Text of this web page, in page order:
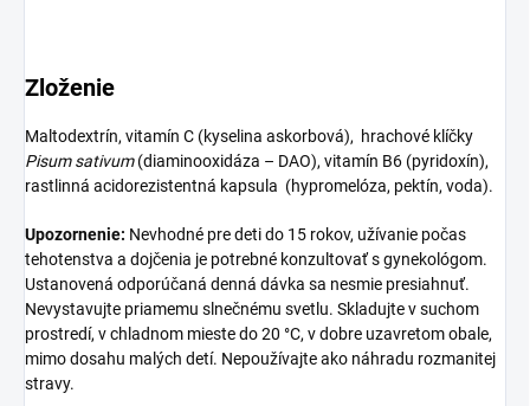
Zloženie
Maltodextrín, vitamín C (kyselina askorbová), hrachové klíčky
Pisum sativum(diaminooxidáza – DAO), vitamín B6 (pyridoxín),
rastlinná acidorezistentná kapsula (hypromelóza, pektín, voda).
Upozornenie: Nevhodné pre deti do 15 rokov, užívanie počas
tehotenstva a dojčenia je potrebné konzultovať s gynekológom.
Ustanovená odporúčaná denná dávka sa nesmie presiahnuť.
Nevystavujte priamemu slnečnému svetlu. Skladujte v suchom
prostredí, v chladnom mieste do 20 °C, v dobre uzavretom obale,
mimo dosahu malých detí. Nepoužívajte ako náhradu rozmanitej
stravy.